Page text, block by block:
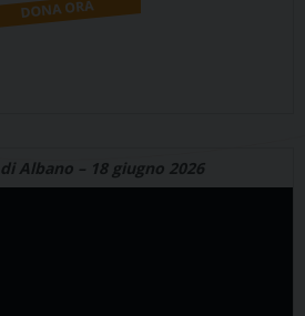
Albano – 18 giugno 2026